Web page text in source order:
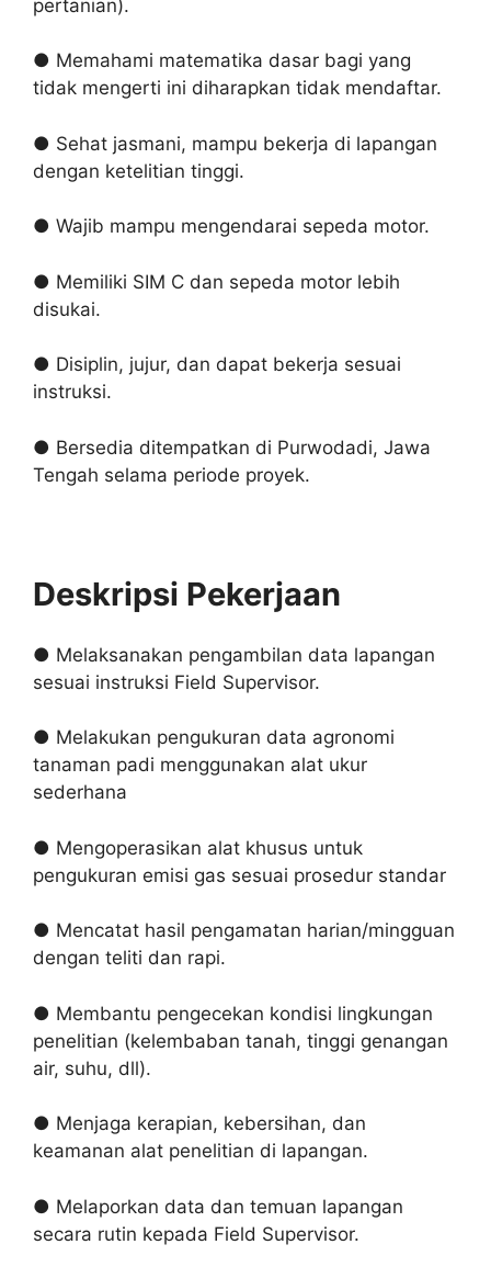
pertanian).
● Memahami matematika dasar bagi yang
tidak mengerti ini diharapkan tidak mendaftar.
● Sehat jasmani, mampu bekerja di lapangan
dengan ketelitian tinggi.
● Wajib mampu mengendarai sepeda motor.
● Memiliki SIM C dan sepeda motor lebih
disukai.
● Disiplin, jujur, dan dapat bekerja sesuai
instruksi.
● Bersedia ditempatkan di Purwodadi, Jawa
Tengah selama periode proyek.
Deskripsi Pekerjaan
● Melaksanakan pengambilan data lapangan
sesuai instruksi Field Supervisor.
● Melakukan pengukuran data agronomi
tanaman padi menggunakan alat ukur
sederhana
● Mengoperasikan alat khusus untuk
pengukuran emisi gas sesuai prosedur standar
● Mencatat hasil pengamatan harian/mingguan
dengan teliti dan rapi.
● Membantu pengecekan kondisi lingkungan
penelitian (kelembaban tanah, tinggi genangan
air, suhu, dll).
● Menjaga kerapian, kebersihan, dan
keamanan alat penelitian di lapangan.
● Melaporkan data dan temuan lapangan
secara rutin kepada Field Supervisor.